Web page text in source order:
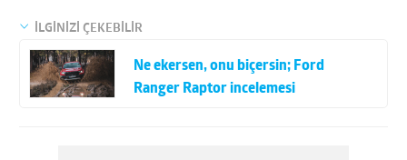
İLGİNİZİ ÇEKEBİLİR
Ne ekersen, onu biçersin; Ford
Ranger Raptor incelemesi